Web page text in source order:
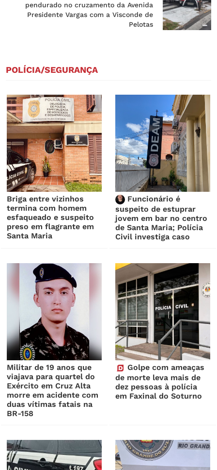
pendurado no cruzamento da Avenida
Presidente Vargas com a Visconde de
Pelotas
POLÍCIA/SEGURANÇA
Briga entre vizinhos
termina com homem
esfaqueado e suspeito
preso em flagrante em
Santa Maria
Funcionário é
suspeito de estuprar
jovem em bar no centro
de Santa Maria; Polícia
Civil investiga caso
Militar de 19 anos que
viajava para quartel do
Exército em Cruz Alta
morre em acidente com
duas vítimas fatais na
BR-158
Golpe com ameaças
de morte leva mais de
dez pessoas à polícia
em Faxinal do Soturno